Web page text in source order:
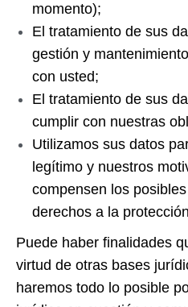
momento);
El tratamiento de sus
gestión y
con usted;
El tratamiento de sus
cumplir con nuestras
Utilizamos sus datos
legítimo y nuestros
compensen los
derechos a la
Puede haber finalidades
virtud de otras bases
haremos todo lo posible